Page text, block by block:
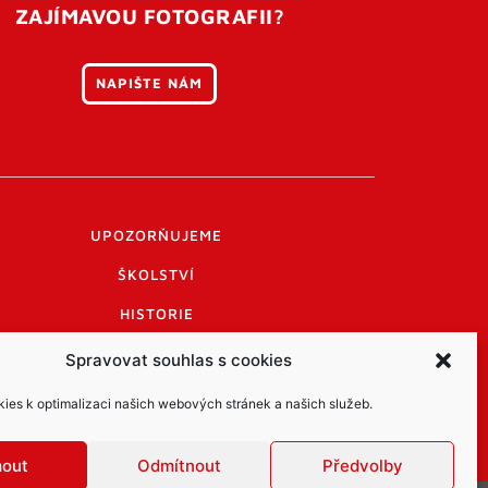
Spravovat souhlas s cookies
k optimalizaci našich webových stránek a našich služeb.
Odmítnout Předvolby
ZAJÍMAVOU FOTOGRAFII?
NAPIŠTE NÁM
UPOZORŇUJEME
ŠKOLSTVÍ
HISTORIE
PRAKTICKÉ INFORMACE